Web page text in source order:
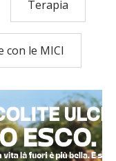
Terapia
con le MICI